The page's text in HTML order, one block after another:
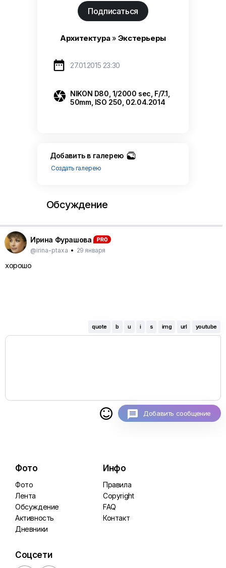
Подписаться
Архитектура» Экстерьеры
 27.01.2015 23:30
 NIKON D80, 1/2000 sec, F/7.1,
50mm, ISO 250, 02.04.2014
Добавить в галерею
Создать галерею
Обсуждение
Ирина Фурашова
@irina-ptaxa • 29 января
хорошо
quote b u i s img url youtube
 Добавить сообщение
Фото
Фото
Лента
Обсуждение
Активность
Дневники
Инфо
Правила
Copyright
FAQ
Контакт
Соцсети